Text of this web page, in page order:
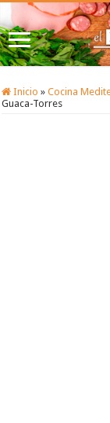
Inicio » Cocina
Guaca-Torres